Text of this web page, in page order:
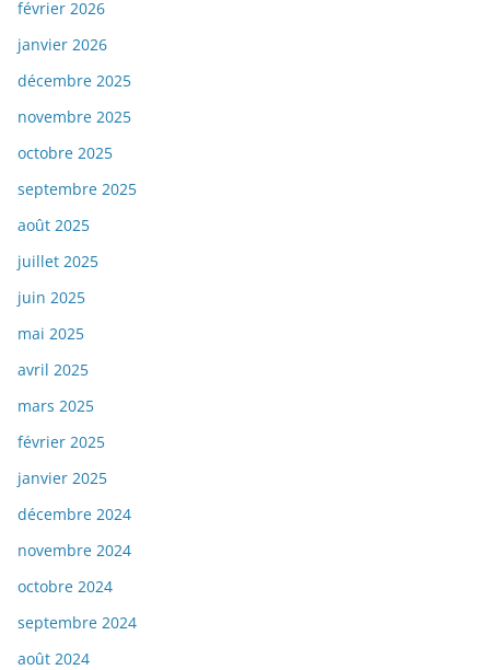
février 2026
janvier 2026
décembre 2025
novembre 2025
octobre 2025
septembre 2025
août 2025
juillet 2025
juin 2025
mai 2025
avril 2025
mars 2025
février 2025
janvier 2025
décembre 2024
novembre 2024
octobre 2024
septembre 2024
août 2024